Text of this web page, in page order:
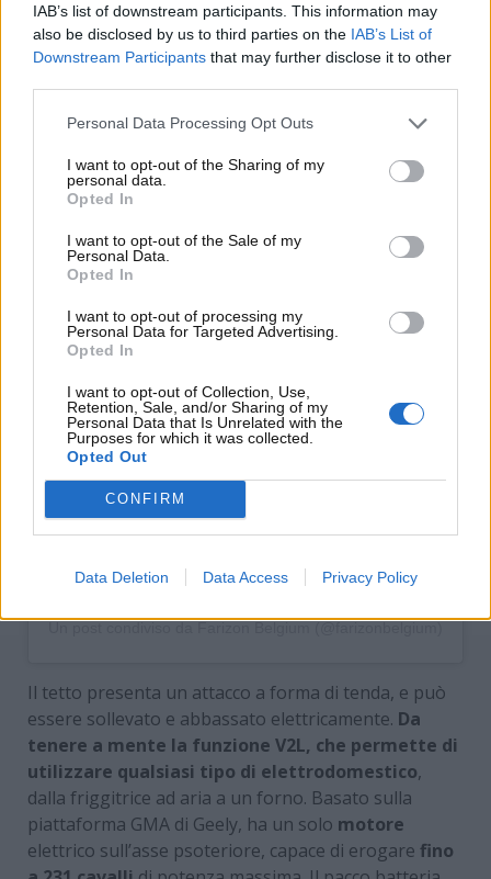
IAB’s list of downstream participants. This information may
also be disclosed by us to third parties on the IAB’s List of
Downstream Participants that may further disclose it to other
Personal Data Processing Opt Outs
I want to opt-out of the Sharing of my
personal data.
Opted In
I want to opt-out of the Sale of my
Personal Data.
Opted In
I want to opt-out of processing my
Personal Data for Targeted Advertising.
Opted In
I want to opt-out of Collection, Use,
Retention, Sale, and/or Sharing of my
Personal Data that Is Unrelated with the
Purposes for which it was collected.
Opted Out
CONFIRM
Data Deletion Data Access Privacy Policy
Visualizza questo post su Instagram
Il tetto presenta un attacco a forma di tenda, e può
essere sollevato e abbassato elettricamente. Da
tenere a mente la funzione V2L, che permette di
utilizzare qualsiasi tipo di elettrodomestico,
dalla friggitrice ad aria a un forno. Basato sulla
piattaforma GMA di Geely, ha un solo motore
elettrico sull’asse psoteriore, capace di erogare fino